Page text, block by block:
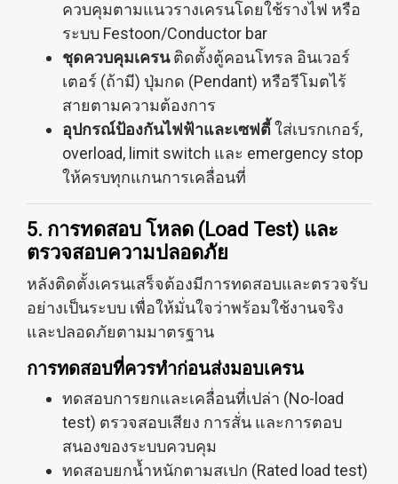
ควบคุมตามแนวรางเครนโดยใช้รางไฟ หรือ
ระบบ Festoon/Conductor bar
ชุดควบคุมเครนติดตั้งตู้คอนโทรล อินเวอร์
เตอร์ (ถ้ามี) ปุ่มกด (Pendant) หรือรีโมตไร้
สายตามความต้องการ
อุปกรณ์ป้องกันไฟฟ้าและเซฟตี้ใส่เบรกเกอร์,
overload, limit switch และ emergency stop
ให้ครบทุกแกนการเคลื่อนที่
5. การทดสอบ โหลด (Load Test) และ
ตรวจสอบความปลอดภัย
หลังติดตั้งเครนเสร็จต้องมีการทดสอบและตรวจรับ
อย่างเป็นระบบ เพื่อให้มั่นใจว่าพร้อมใช้งานจริง
และปลอดภัยตามมาตรฐาน
การทดสอบที่ควรทำก่อนส่งมอบเครน
ทดสอบการยกและเคลื่อนที่เปล่า (No-load
test) ตรวจสอบเสียง การสั่น และการตอบ
สนองของระบบควบคุม
ทดสอบยกน้ำหนักตามสเปก (Rated load test)